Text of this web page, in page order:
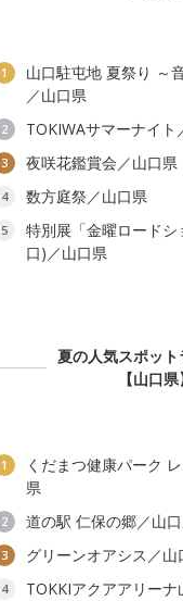
1
山口駐屯地 夏祭り ～
／山口県
2 TOKIWAサマーナイト
3 夜咲花鑑賞会／山口県
4 数方庭祭／山口県
5
特別展「金曜ロード
口)／山口県
夏の人気スポッ
【山口県】
1
くだまつ健康パーク
県
2 道の駅 仁保の郷／山
3 グリーンオアシス／山
4 TOKKIアクアアリー